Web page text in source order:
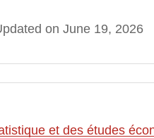
on June 19, 2026
et des études